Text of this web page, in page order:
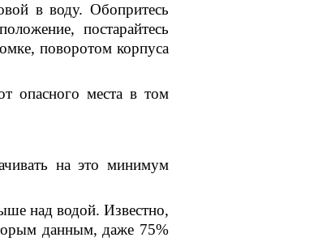
в воду. Обопритесь
постарайтесь
поворотом корпуса
опасного места в том
на это минимум
над водой. Известно,
данным, даже 75%